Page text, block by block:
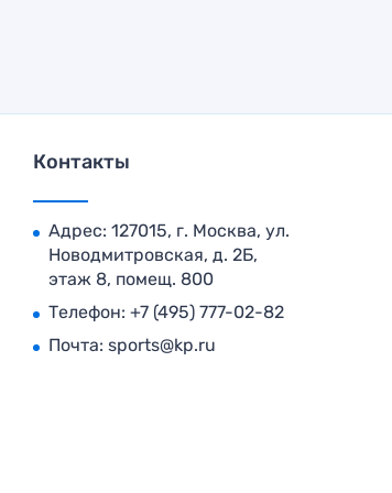
Контакты
Адрес: 127015, г. Москва, ул.
Новодмитровская, д. 2Б,
этаж 8, помещ. 800
Телефон: +7 (495) 777-02-82
Почта: sports@kp.ru